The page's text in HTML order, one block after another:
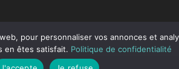
pour personnaliser vos annonces et
en êtes satisfait. Politique de confidentialité